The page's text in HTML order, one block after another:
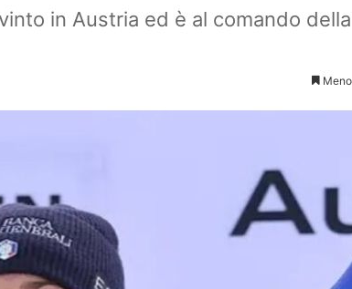
in Austria ed è al comando della